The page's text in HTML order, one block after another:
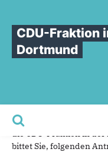
CDU-Fraktion
Dortmund
Sie sind
Grünstreifen
Böckenfelder
Sehr geehrter Herr
die CDU-Fraktion in
bittet Sie, folgenden